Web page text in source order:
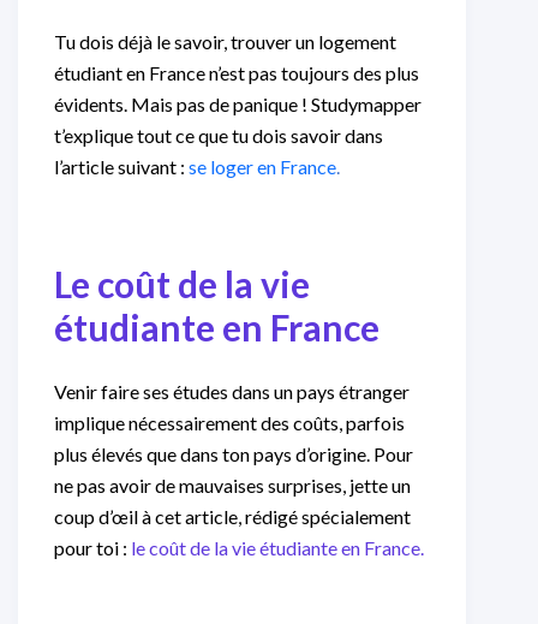
Tu dois déjà le savoir, trouver un logement
étudiant en France n’est pas toujours des plus
évidents. Mais pas de panique ! Studymapper
t’explique tout ce que tu dois savoir dans
l’article suivant : se loger en France.
Le coût de la vie
étudiante en France
Venir faire ses études dans un pays étranger
implique nécessairement des coûts, parfois
plus élevés que dans ton pays d’origine. Pour
ne pas avoir de mauvaises surprises, jette un
coup d’œil à cet article, rédigé spécialement
pour toi : le coût de la vie étudiante en France.